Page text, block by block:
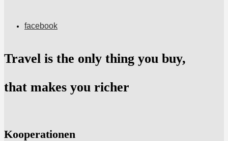
facebook
Travel is the only thing you buy,
that makes you richer
Kooperationen